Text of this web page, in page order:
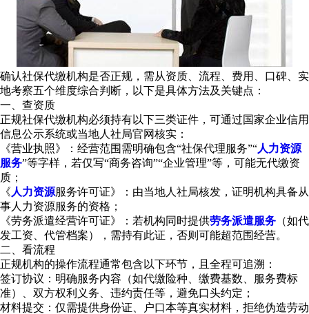
确认社保代缴机构是否正规，需从‌资质、流程、费用、口碑、实
地考察‌五个维度综合判断，以下是具体方法及关键点：
一、查资质
正规社保代缴机构必须持有以下三类证件，可通过国家企业信用
信息公示系统或当地人社局官网核实：
‌《营业执照》‌：经营范围需明确包含“社保代理服务”“人力资源
服务”等字样，若仅写“商务咨询”“企业管理”等，可能无代缴资
质；
‌《 人力资源服务许可证》‌：由当地人社局核发，证明机构具备从
事人力资源服务的资格；
‌《劳务派遣经营许可证》‌：若机构同时提供劳务派遣服务 （如代
发工资、代管档案），需持有此证，否则可能超范围经营。
二、看流程
正规机构的操作流程通常包含以下环节，且全程可追溯：
‌签订协议‌：明确服务内容（如代缴险种、缴费基数、服务费标
准）、双方权利义务、违约责任等，避免口头约定；
‌材料提交‌：仅需提供身份证、户口本等真实材料，拒绝伪造劳动